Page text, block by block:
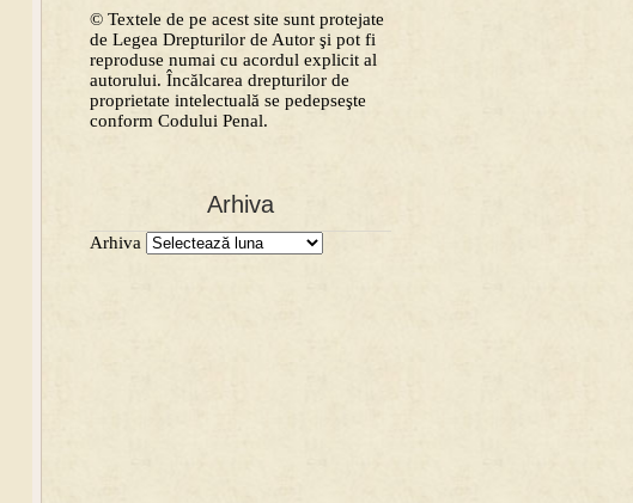
© Textele de pe acest site sunt protejate
de Legea Drepturilor de Autor şi pot fi
reproduse numai cu acordul explicit al
autorului. Încălcarea drepturilor de
proprietate intelectuală se pedepseşte
conform Codului Penal.
Arhiva
Arhiva